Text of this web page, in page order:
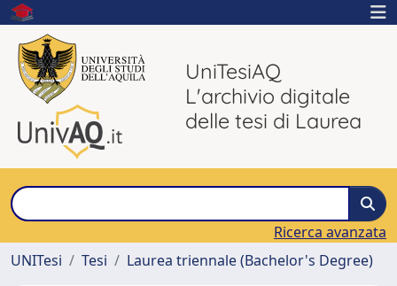
UniTesiAQ
L'archivio digitale
delle tesi di Laurea
Ricerca avanzata
UNITesi
Tesi Laurea triennale (Bachelor's Degree)